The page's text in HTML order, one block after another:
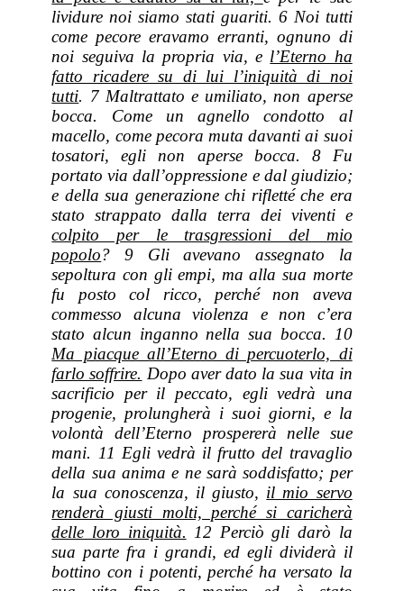
lividure noi siamo stati guariti. 6 Noi tutti
come pecore eravamo erranti, ognuno di
noi seguiva la propria via, e l’Eterno ha
fatto ricadere su di lui l’iniquità di noi
tutti. 7 Maltrattato e umiliato, non aperse
bocca. Come un agnello condotto al
macello, come pecora muta davanti ai suoi
tosatori, egli non aperse bocca. 8 Fu
portato via dall’oppressione e dal giudizio;
e della sua generazione chi rifletté che era
stato strappato dalla terra dei viventi e
colpito per le trasgressioni del mio
popolo? 9 Gli avevano assegnato la
sepoltura con gli empi, ma alla sua morte
fu posto col ricco, perché non aveva
commesso alcuna violenza e non c’era
stato alcun inganno nella sua bocca. 10
Ma piacque all’Eterno di percuoterlo, di
farlo soffrire. Dopo aver dato la sua vita in
sacrificio per il peccato, egli vedrà una
progenie, prolungherà i suoi giorni, e la
volontà dell’Eterno prospererà nelle sue
mani. 11 Egli vedrà il frutto del travaglio
della sua anima e ne sarà soddisfatto; per
la sua conoscenza, il giusto, il mio servo
renderà giusti molti, perché si caricherà
delle loro iniquità. 12 Perciò gli darò la
sua parte fra i grandi, ed egli dividerà il
bottino con i potenti, perché ha versato la